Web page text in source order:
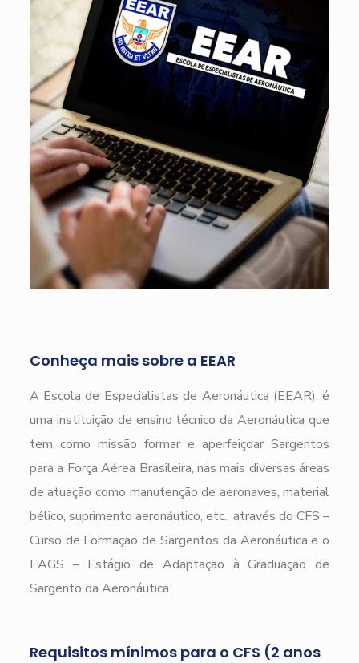
Conheça mais sobre a EEAR
A Escola de Especialistas de Aeronáutica (EEAR), é
uma instituição de ensino técnico da Aeronáutica que
tem como missão formar e aperfeiçoar Sargentos
para a Força Aérea Brasileira, nas mais diversas áreas
de atuação como manutenção de aeronaves, material
bélico, suprimento aeronáutico, etc., através do CFS –
Curso de Formação de Sargentos da Aeronáutica e o
EAGS – Estágio de Adaptação à Graduação de
Sargento da Aeronáutica.
Requisitos mínimos para o CFS (2 anos